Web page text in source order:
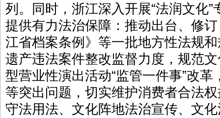
列。同时，浙江深入开展“法润文化
提供有力法治保障：推动出台、修
江省档案条例》等一批地方性法规
遗产违法案件整改监督力度，规范
型营业性演出活动“监管一件事”改
等突出问题，切实维护消费者合法
守法用法、文化阵地法治宣传、文